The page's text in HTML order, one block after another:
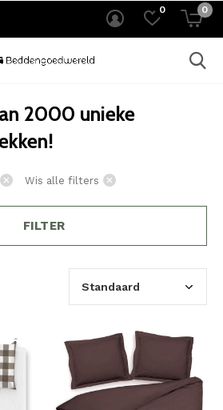
0 0
2000 unieke
Wis alle filters
FILTER